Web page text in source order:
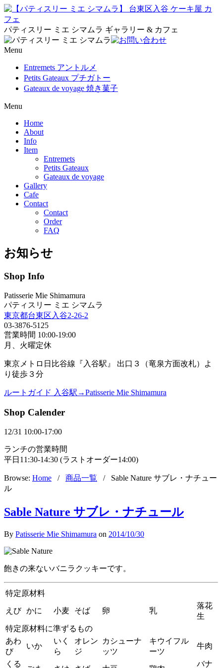
パティスリー ミエ シマムラ ギャラリー & カフェ
Menu
Entremets アントルメ
Petits Gateaux プチガトー
Gateaux de voyage 焼き菓子
Menu
Home
About
Info
Item
Entremets
Petits Gateaux
Gateaux de voyage
Gallery
Cafe
Contact
Contact
Order
FAQ
お知らせ
Shop Info
Patisserie Mie Shimamura
パティスリー ミエ シマムラ
東京都台東区入谷2-26-2
03-3876-5125
営業時間 10:00-19:00
月、火曜定休
東京メトロ日比谷線『入谷駅』 出口３（竜泉方面改札）よ
り徒歩３分
ルートガイド 入谷駅→Patisserie Mie Shimamura
Shop Calender
12/31 10:00-17:00
ランチの営業時間
平日11:30-14:30 (ラストオーダー14:00)
Browse: Home / 商品一覧 /
Sable Nature サブレ・ナチュー
ル
Sable Nature サブレ・ナチュール
By Patisserie Mie Shimamura on 2014/10/30
飽きの来ないバニラクッキーです。
特定原材料
えび かに 小麦 そば 卵 乳
落花
生
特定原材料に準ずるもの
あわ
び
いか
いく
ら
オレン
ジ
カシューナ
ッツ
キウイフル
ーツ
牛肉
くる バナ